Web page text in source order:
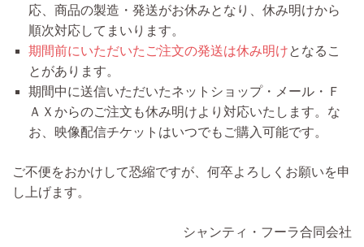
応、商品の製造・発送がお休みとなり、休み明けから
順次対応してまいります。
期間前にいただいたご注文の発送は休み明けとなるこ
とがあります。
期間中に送信いただいたネットショップ・メール・Ｆ
ＡＸからのご注文も休み明けより対応いたします。な
お、映像配信チケットはいつでもご購入可能です。
ご不便をおかけして恐縮ですが、何卒よろしくお願いを申
し上げます。
シャンティ・フーラ合同会社